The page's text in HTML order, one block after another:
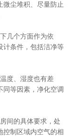
微尘堆积、尽量防止
几个方面作为依
计条件，包括洁净等
度、湿度也有差
同等因素，净化空调
间的具体要求，处
控制区域内空气的相